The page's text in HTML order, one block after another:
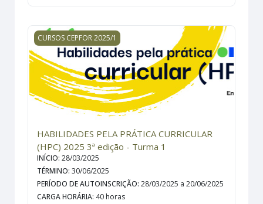
HABILIDADES PELA PRÁTICA CURRICULAR (HPC)
CURSOS CEPFOR 2025/1
HABILIDADES PELA PRÁTICA CURRICULAR
(HPC) 2025 3ª edição - Turma 1
INÍCIO:28/03/2025
TÉRMINO:30/06/2025
PERÍODO DE AUTOINSCRIÇÃO:28/03/2025 a 20/06/2025
CARGA HORÁRIA: 40 horas